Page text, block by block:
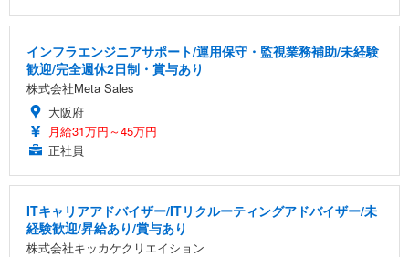
インフラエンジニアサポート/運用保守・監視業務補助/未経験
歓迎/完全週休2日制・賞与あり
株式会社Meta Sales
大阪府
月給31万円～45万円
正社員
ITキャリアアドバイザー/ITリクルーティングアドバイザー/未
経験歓迎/昇給あり/賞与あり
株式会社キッカケクリエイション